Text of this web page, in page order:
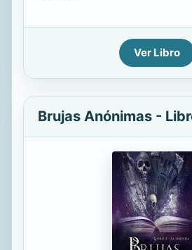
Ver Libro
Brujas Anónimas -